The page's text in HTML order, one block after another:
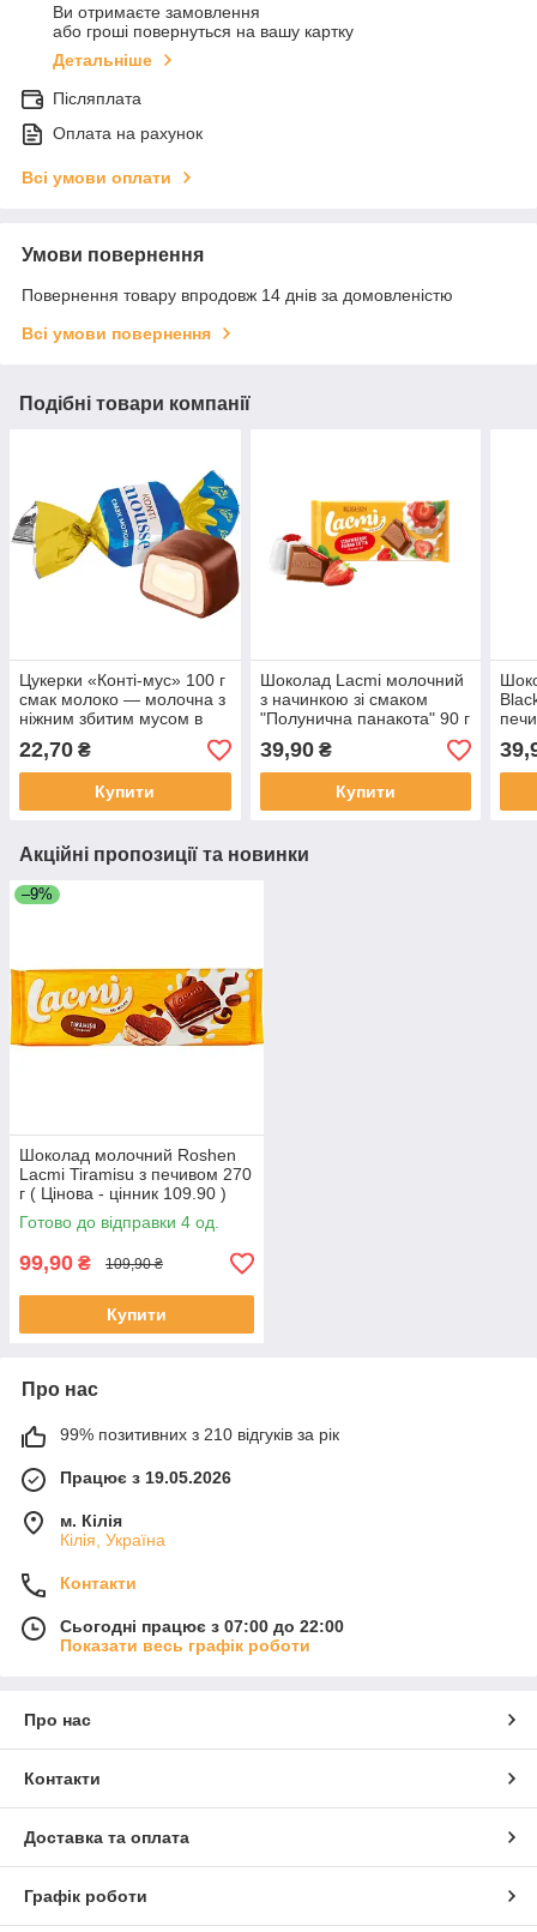
Ви отримаєте замовлення
або гроші повернуться на вашу картку
Детальніше
Післяплата
Оплата на рахунок
Всі умови оплати
Умови повернення
Повернення товару впродовж 14 днів за домовленістю
Всі умови повернення
Подібні товари компанії
Цукерки «Конті-мус» 100 г
смак молоко — молочна з
ніжним збитим мусом в
глазурі
22,70 ₴
Купити
Шоколад Lacmi молочний
з начинкою зі смаком
"Полунична панакота" 90 г
39,90₴
Купити
Акційні пропозиції та новинки
–9%
Шоколад молочний Roshen
Lacmi Tiramisu з печивом 270
г ( Цінова - цінник 109.90 )
Готово до відправки 4 од.
99,90 ₴ 109,90 ₴
Купити
Про нас
99% позитивних з 210 відгуків за рік
Працює з 19.05.2026
м. Кілія
Кілія, Україна
Контакти
Сьогодні працює з 07:00 до 22:00
Показати весь графік роботи
Про нас
Контакти
Доставка та оплата
Графік роботи